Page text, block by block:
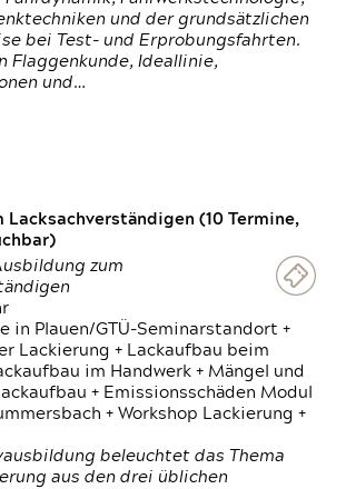
und der grundsätzlichen
bei Test- und Erprobungsfahrten.
Flaggenkunde, Ideallinie,
und…
Lacksachverständigen (10 Termine,
zum
in Plauen/GTÜ-Seminarstandort +
Lackierung + Lackaufbau beim
im Handwerk + Mängel und
+ Emissionsschäden Modul
+ Workshop Lackierung +
beleuchtet das Thema
aus den drei üblichen